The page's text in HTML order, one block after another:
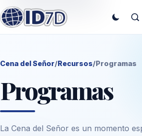
Cena del Señor/Recursos/Programas
Programas
La Cena del Señor es un momento